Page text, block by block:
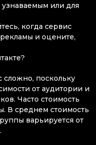
или для
когда сервис
и оцените,
сложно, поскольку
от аудитории и
Часто стоимость
В среднем стоимость
варьируется от